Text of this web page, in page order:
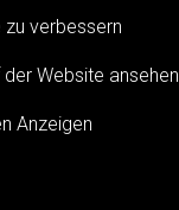
zu verbessern
Website ansehen
Anzeigen